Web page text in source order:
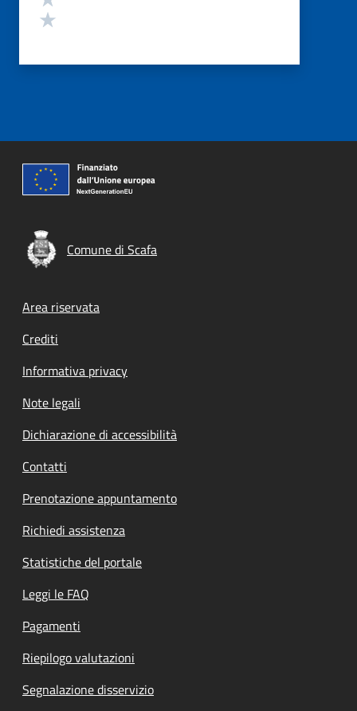
Comune di Scafa
Footer menu
Area riservata
Crediti
Informativa privacy
Note legali
Dichiarazione di accessibilità
Contatti
Prenotazione appuntamento
Richiedi assistenza
Statistiche del portale
Leggi le FAQ
Pagamenti
Riepilogo valutazioni
Segnalazione disservizio